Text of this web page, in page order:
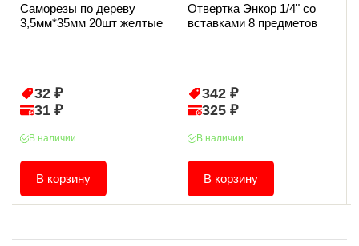
Саморезы по дереву
3,5мм*35мм 20шт желтые
32 ₽
31 ₽
В наличии
В корзину
Отвертка Энкор 1/4" со
вставками 8 предметов
342 ₽
325 ₽
В наличии
В корзину